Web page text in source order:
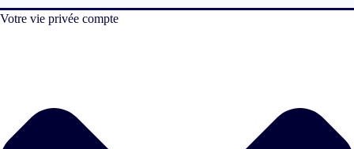
Votre vie privée compte